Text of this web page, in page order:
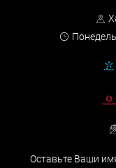
Оставьте Ваши